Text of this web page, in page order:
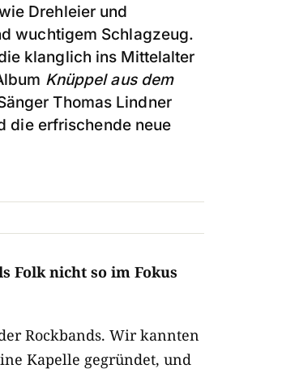
Drehleier und
wuchtigem Schlagzeug.
klanglich ins Mittelalter
Knüppel aus dem
Thomas Lindner
die erfrischende neue
Folk nicht so im Fokus
Rockbands. Wir kannten
Kapelle gegründet, und